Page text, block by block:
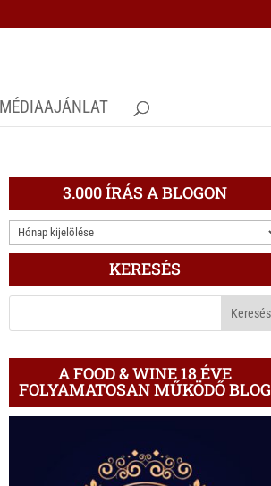
MÉDIAAJÁNLAT
3.000 ÍRÁS A BLOGON
3.000
ÍRÁS
BLOGON
KERESÉS
A FOOD & WINE 18 ÉVE
FOLYAMATOSAN MŰKÖDŐ BLOG